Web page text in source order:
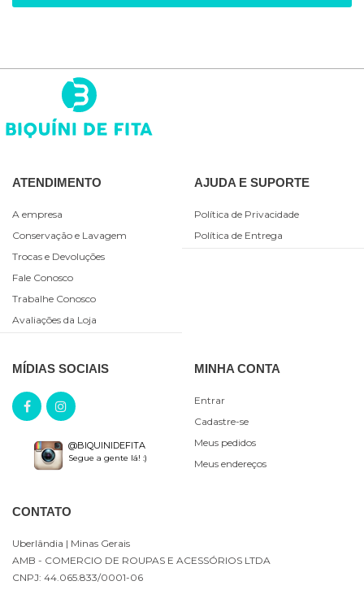
ATENDIMENTO
A empresa
Conservação e Lavagem
Trocas e Devoluções
Fale Conosco
Trabalhe Conosco
Avaliações da Loja
AJUDA E SUPORTE
Política de Privacidade
Política de Entrega
MÍDIAS SOCIAIS
@BIQUINIDEFITA
Segue a gente lá! :)
MINHA CONTA
Entrar
Cadastre-se
Meus pedidos
Meus endereços
CONTATO
Uberlândia | Minas Gerais
AMB - COMERCIO DE ROUPAS E ACESSÓRIOS LTDA
CNPJ: 44.065.833/0001-06